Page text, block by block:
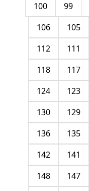
99
100
105
106
111
112
117
118
123
124
129
130
135
136
141
142
147
148